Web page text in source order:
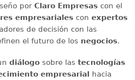
por Claro Empresascon el
empresarialescon expertos
de decisión con las
el futuro de los negocios.
diálogosobre las tecnologías
empresarial hacia